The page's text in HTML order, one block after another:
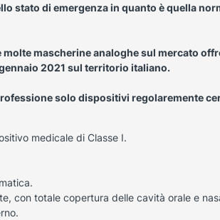
stato di emergenza in quanto è quella
mascherine analoghe sul mercato
2021 sul territorio italiano.
solo dispositivi regolaremente
medicale di Classe I.
con totale copertura delle cavità orale e